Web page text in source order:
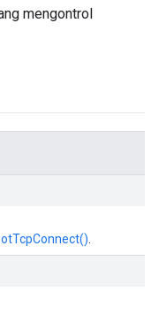
mengontrol
otTcpConnect()